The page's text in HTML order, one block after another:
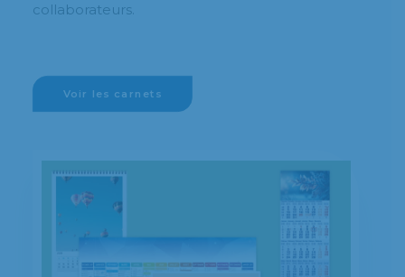
collaborateurs.
Voir les carnets